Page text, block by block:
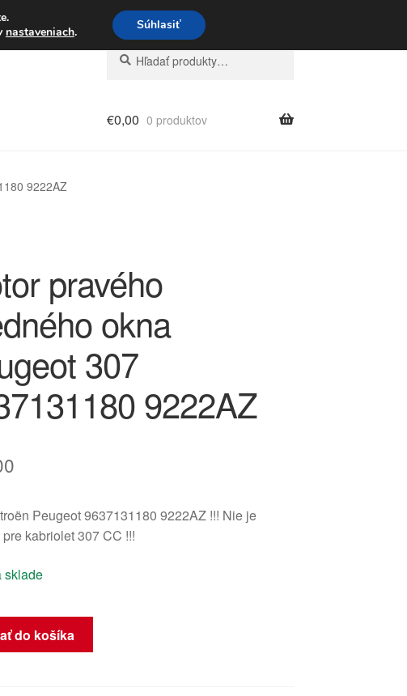
233 221 276
Hľadať:
Vyhľadávanie
€0,00 0 produktov
9222AZ
pravého
okna
307
9222AZ
Peugeot 9637131180 9222AZ !!! Nie je
kabriolet 307 CC !!!
sklade
do košíka
nastaveniach. Súhlasiť